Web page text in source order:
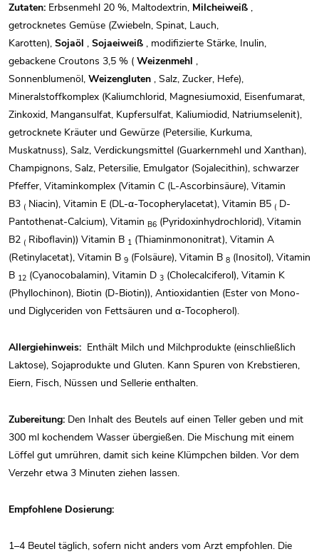
Zutaten: Erbsenmehl 20 %, Maltodextrin, Milcheiweiß ,
getrocknetes Gemüse (Zwiebeln, Spinat, Lauch,
Karotten), Sojaöl , Sojaeiweiß , modifizierte Stärke, Inulin,
gebackene Croutons 3,5 % ( Weizenmehl ,
Sonnenblumenöl, Weizengluten , Salz, Zucker, Hefe),
Mineralstoffkomplex (Kaliumchlorid, Magnesiumoxid, Eisenfumarat,
Zinkoxid, Mangansulfat, Kupfersulfat, Kaliumiodid, Natriumselenit),
getrocknete Kräuter und Gewürze (Petersilie, Kurkuma,
Muskatnuss), Salz, Verdickungsmittel (Guarkernmehl und Xanthan),
Champignons, Salz, Petersilie, Emulgator (Sojalecithin), schwarzer
Pfeffer, Vitaminkomplex (Vitamin C (L-Ascorbinsäure), Vitamin
B3 ( Niacin), Vitamin E (DL-α-Tocopherylacetat), Vitamin B5 ( D-
Pantothenat-Calcium), Vitamin B6 (Pyridoxinhydrochlorid), Vitamin
B2 ( Riboflavin)) Vitamin B 1 (Thiaminmononitrat), Vitamin A
(Retinylacetat), Vitamin B 9 (Folsäure), Vitamin B 8 (Inositol), Vitamin
B 12 (Cyanocobalamin), Vitamin D 3 (Cholecalciferol), Vitamin K
(Phyllochinon), Biotin (D-Biotin)), Antioxidantien (Ester von Mono-
und Diglyceriden von Fettsäuren und α-Tocopherol).
Allergiehinweis: Enthält Milch und Milchprodukte (einschließlich
Laktose), Sojaprodukte und Gluten. Kann Spuren von Krebstieren,
Eiern, Fisch, Nüssen und Sellerie enthalten.
Zubereitung: Den Inhalt des Beutels auf einen Teller geben und mit
300 ml kochendem Wasser übergießen. Die Mischung mit einem
Löffel gut umrühren, damit sich keine Klümpchen bilden. Vor dem
Verzehr etwa 3 Minuten ziehen lassen.
Empfohlene Dosierung:
1–4 Beutel täglich, sofern nicht anders vom Arzt empfohlen. Die